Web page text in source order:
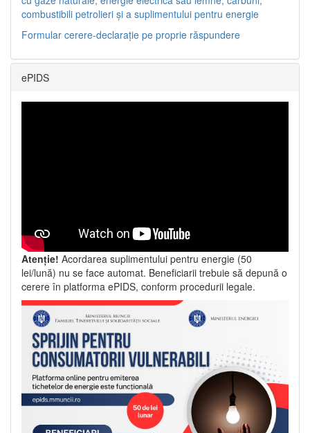
combustibili petrolieri și a suplimentului pentru energie
Formular cerere-declarație pe proprie răspundere
ePIDS
Atenție! Acordarea suplimentului pentru energie (50
lei/lună) nu se face automat. Beneficiarii trebuie să depună o
cerere în platforma ePIDS, conform procedurii legale.